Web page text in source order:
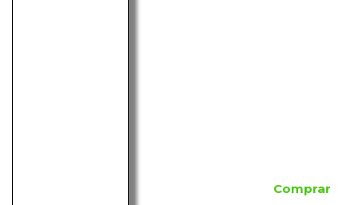
Comprar